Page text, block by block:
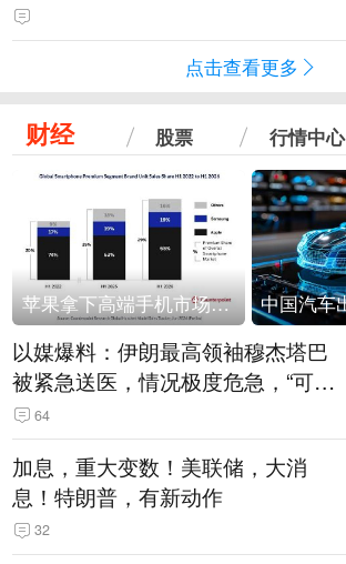
点击查看更多
财经 股票 行情中心
苹果拿下高端手机市场65%的份额：iPhone 17系列功不可没
以媒爆料：伊朗最高领袖穆杰塔巴
被紧急送医，情况极度危急，“可能
随时会死去”
64
加息，重大变数！美联储，大消
息！特朗普，有新动作
32